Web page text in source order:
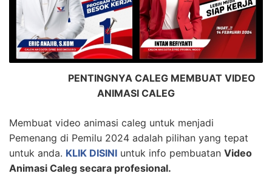
PENTINGNYA CALEG MEMBUAT VIDEO
ANIMASI CALEG
Membuat video animasi caleg untuk menjadi
Pemenang di Pemilu 2024 adalah pilihan yang tepat
untuk anda. KLIK DISINI untuk info pembuatan Video
Animasi Caleg secara profesional.